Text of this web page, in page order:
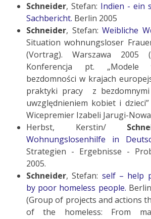
Schneider, Stefan: Indien - ein
Sachbericht. Berlin 2005
Schneider, Stefan: Weibliche
Situation wohnungsloser
(Vortrag). Warszawa 2005
Konferencja pt. „Modele
bezdomności w krajach
praktyki pracy z bezdomnymi
uwzględnieniem kobiet i
Wicepremier Izabeli Jarugi-
Herbst, Kerstin/
Wohnungslosenhilfe in
Strategien - Ergebnisse -
2005.
Schneider, Stefan: self – help
by poor homeless people.
(Group of projects and actions
of the homeless: From